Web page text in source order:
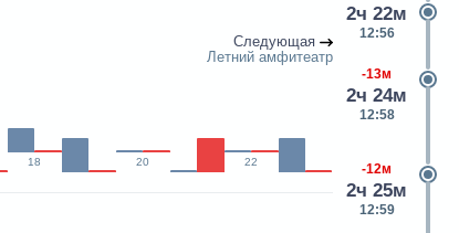
Следующая
Летний амфитеатр
18 20 22
2ч 22м
12:56
-13м
2ч 24м
12:58
-12м
2ч 25м
12:59